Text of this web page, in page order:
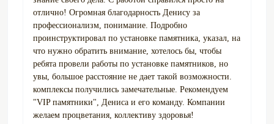
отлично! Огромная благодарность Денису за
профессионализм, понимание. Подробно
проинструктировал по установке памятника, указал, на
что нужно обратить внимание, хотелось бы, чтобы
ребята провели работы по установке памятников, но
увы, большое расстояние не дает такой возможности.
комплексы получились замечательные. Рекомендуем
"VIP памятники", Дениса и его команду. Компании
желаем процветания, коллективу здоровья!